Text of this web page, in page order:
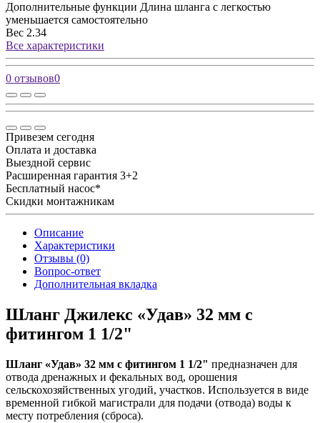
Дополнительные функции Длина шланга с легкостью
уменьшается самостоятельно
Вес 2.34
Все характеристики
0 отзывов0
Привезем сегодня
Оплата и доставка
Выездной сервис
Расширенная гарантия 3+2
Бесплатный насос*
Скидки монтажникам
Описание
Характеристики
Отзывы (0)
Вопрос-ответ
Дополнительная вкладка
Шланг Джилекс «Удав» 32 мм с
фитингом 1 1/2"
Шланг «Удав» 32 мм с фитингом 1 1/2" предназначен для
отвода дренажных и фекальных вод, орошения
сельскохозяйственных угодий, участков. Используется в виде
временной гибкой магистрали для подачи (отвода) воды к
месту потребления (сброса).